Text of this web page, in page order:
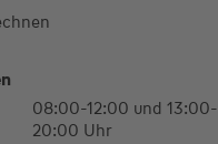
08:00-12:00 und 13:00-
20:00 Uhr